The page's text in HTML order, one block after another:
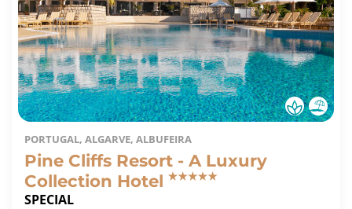
PORTUGAL, ALGARVE, ALBUFEIRA
Pine Cliffs Resort - A Luxury
Collection Hotel
SPECIAL